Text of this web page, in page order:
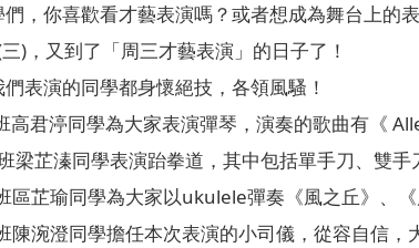
們，你喜歡看才藝表演嗎？或者想成為舞台上的
)，又到了「周三才藝表演」的日子了！
表演的同學都身懷絕技，各領風騷！
高君渟同學為大家表演彈琴，演奏的歌曲有《
梁芷溱同學表演跆拳道，其中包括單手刀、雙
區芷瑜同學為大家以ukulele彈奏《風之丘》、
陳涴澄同學擔任本次表演的小司儀，從容自信，